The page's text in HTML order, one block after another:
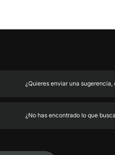
¿Quieres enviar una
¿No has encontrado lo que